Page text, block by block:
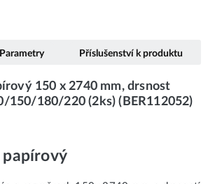
Parametry Příslušenství k produktu
150 x 2740 mm, drsnost
180/220 (2ks) (BER112052)
papírový